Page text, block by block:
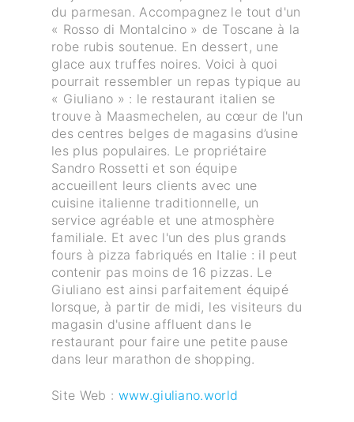
du parmesan. Accompagnez le tout d'un
« Rosso di Montalcino » de Toscane à la
robe rubis soutenue. En dessert, une
glace aux truffes noires. Voici à quoi
pourrait ressembler un repas typique au
« Giuliano » : le restaurant italien se
trouve à Maasmechelen, au cœur de l'un
des centres belges de magasins d’usine
les plus populaires. Le propriétaire
Sandro Rossetti et son équipe
accueillent leurs clients avec une
cuisine italienne traditionnelle, un
service agréable et une atmosphère
familiale. Et avec l'un des plus grands
fours à pizza fabriqués en Italie : il peut
contenir pas moins de 16 pizzas. Le
Giuliano est ainsi parfaitement équipé
lorsque, à partir de midi, les visiteurs du
magasin d'usine affluent dans le
restaurant pour faire une petite pause
dans leur marathon de shopping.
Site Web : www.giuliano.world